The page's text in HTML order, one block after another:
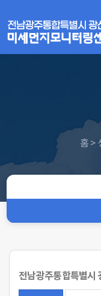
홈 >
전남광주통합특별시